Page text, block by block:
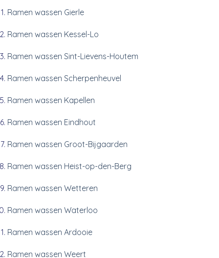
Ramen wassen Gierle
Ramen wassen Kessel-Lo
Ramen wassen Sint-Lievens-Houtem
Ramen wassen Scherpenheuvel
Ramen wassen Kapellen
Ramen wassen Eindhout
Ramen wassen Groot-Bijgaarden
Ramen wassen Heist-op-den-Berg
Ramen wassen Wetteren
Ramen wassen Waterloo
Ramen wassen Ardooie
Ramen wassen Weert